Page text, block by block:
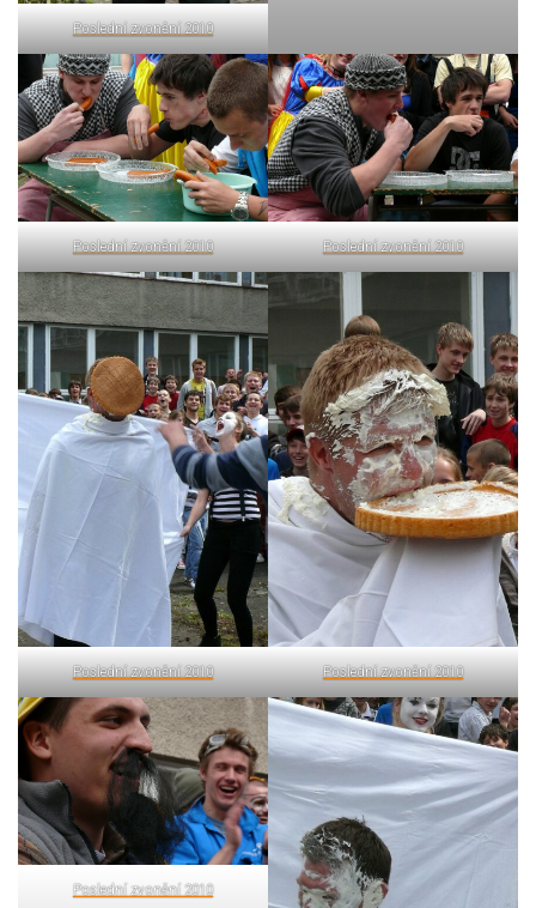
Poslední zvonění 2010
Poslední zvonění 2010 Poslední zvonění 2010
Poslední zvonění 2010 Poslední zvonění 2010
Poslední zvonění 2010